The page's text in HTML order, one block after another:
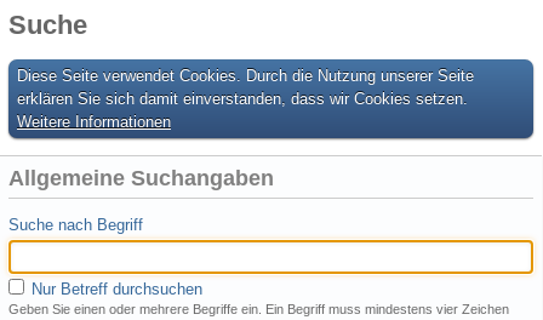
Suche
Diese Seite verwendet Cookies. Durch die Nutzung unserer Seite
erklären Sie sich damit einverstanden, dass wir Cookies setzen.
Weitere Informationen
Allgemeine Suchangaben
Suche nach Begriff
Nur Betreff durchsuchen
Geben Sie einen oder mehrere Begriffe ein. Ein Begriff muss mindestens vier Zeichen